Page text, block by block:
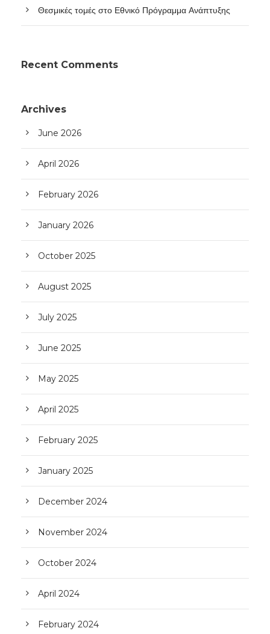
Θεσμικές τομές στο Εθνικό Πρόγραμμα Ανάπτυξης
Recent Comments
Archives
June 2026
April 2026
February 2026
January 2026
October 2025
August 2025
July 2025
June 2025
May 2025
April 2025
February 2025
January 2025
December 2024
November 2024
October 2024
April 2024
February 2024